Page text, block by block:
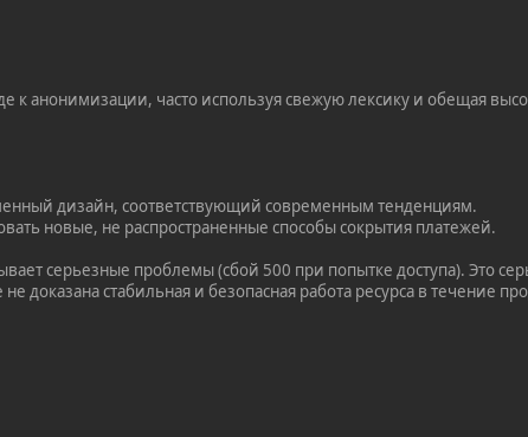
анонимизации, часто используя свежую лексику и обещая
дизайн, соответствующий современным тенденциям.
новые, не распространенные способы сокрытия платежей.
серьезные проблемы (сбой 500 при попытке доступа). Это
доказана стабильная и безопасная работа ресурса в течение